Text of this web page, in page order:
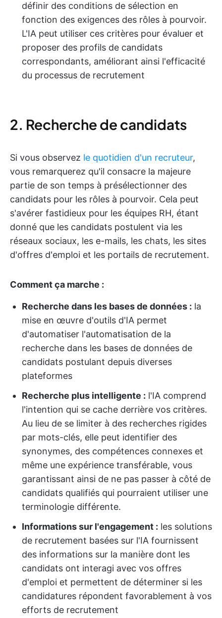
définir des conditions de sélection en
fonction des exigences des rôles à pourvoir.
L'IA peut utiliser ces critères pour évaluer et
proposer des profils de candidats
correspondants, améliorant ainsi l'efficacité
du processus de recrutement
2. Recherche de candidats
Si vous observez le quotidien d'un recruteur,
vous remarquerez qu'il consacre la majeure
partie de son temps à présélectionner des
candidats pour les rôles à pourvoir. Cela peut
s'avérer fastidieux pour les équipes RH, étant
donné que les candidats postulent via les
réseaux sociaux, les e-mails, les chats, les sites
d'offres d'emploi et les portails de recrutement.
Comment ça marche :
Recherche dans les bases de données : la
mise en œuvre d'outils d'IA permet
d'automatiser l'automatisation de la
recherche dans les bases de données de
candidats postulant depuis diverses
plateformes
Recherche plus intelligente : l'IA comprend
l'intention qui se cache derrière vos critères.
Au lieu de se limiter à des recherches rigides
par mots-clés, elle peut identifier des
synonymes, des compétences connexes et
même une expérience transférable, vous
garantissant ainsi de ne pas passer à côté de
candidats qualifiés qui pourraient utiliser une
terminologie différente.
Informations sur l'engagement : les solutions
de recrutement basées sur l'IA fournissent
des informations sur la manière dont les
candidats ont interagi avec vos offres
d'emploi et permettent de déterminer si les
candidatures répondent favorablement à vos
efforts de recrutement